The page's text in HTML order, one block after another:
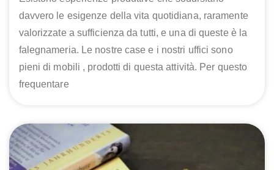
davvero le esigenze della vita quotidiana, raramente
valorizzate a sufficienza da tutti, e una di queste è la
falegnameria. Le nostre case e i nostri uffici sono
pieni di mobili , prodotti di questa attività. Per questo
frequentare